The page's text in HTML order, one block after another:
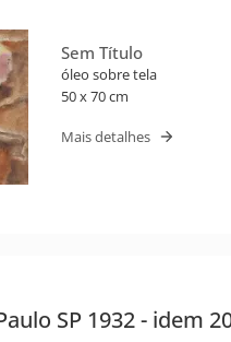
Sem Título
óleo sobre tela
50 x 70 cm
Mais detalhes
SP 1932 - idem